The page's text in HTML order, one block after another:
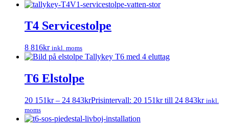
T4 Servicestolpe
8 816kr inkl. moms
T6 Elstolpe
20 151kr – 24 843krPrisintervall: 20 151kr till 24 843kr inkl.
moms